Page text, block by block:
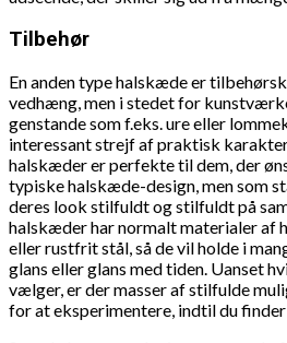
Tilbehør
En anden type halskæde er
vedhæng, men i stedet for
genstande som f.eks. ure eller
interessant strejf af praktisk
halskæder er perfekte til dem, der
typiske halskæde-design, men som
deres look stilfuldt og stilfuldt på
halskæder har normalt materialer af
eller rustfrit stål, så de vil holde i
glans eller glans med tiden. Uanset
vælger, er der masser af stilfulde
for at eksperimentere, indtil du